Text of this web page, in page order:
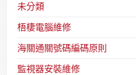
未分類
梧棲電腦維修
海關通關號碼編碼原則
監視器安裝維修